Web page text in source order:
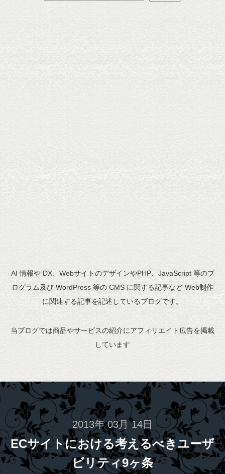
AI 情報や DX、WebサイトのデザインやPHP、JavaScript 等のプ
ログラム及び WordPress 等の CMS に関する記事など Web制作
に関連する記事を記述しているブログです。
当ブログでは商品やサービスの紹介にアフィリエイト広告を掲載
しています
2013年 03月 14日
ECサイトにおける考えるべきユーザ
ビリティ9ヶ条